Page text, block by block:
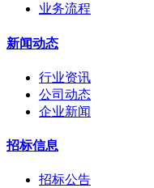
业务流程
新闻动态
行业资讯
公司动态
企业新闻
招标信息
招标公告